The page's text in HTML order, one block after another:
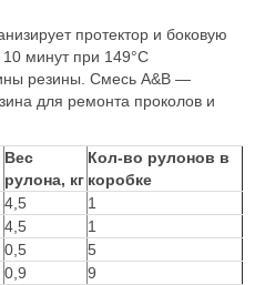
протектор и боковую
минут при 149°С
резины. Смесь А&В —
для ремонта проколов и
Вес
рулона, кг
Кол-во рулонов в
коробке
4,5
1
4,5
1
0,5
5
0,9
9